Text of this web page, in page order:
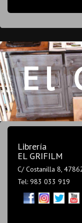
El
Librería
EL GRIFILM
C/ Costanilla 8,
Tel: 983 033 919